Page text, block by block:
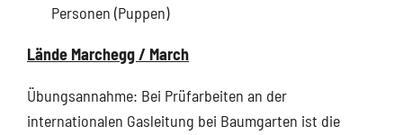
Personen (Puppen)
Lände Marchegg / March
Übungsannahme: Bei Prüfarbeiten an der
internationalen Gasleitung bei Baumgarten ist die